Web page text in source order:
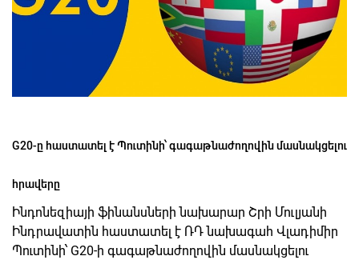
G20-ը հաստատել է Պուտինի՝ գագաթնաժողովին մասնակցելու
հրավերը
Ինդոնեզիայի ֆինանսների նախարար Շրի Մուլյանի
Ինդրավատին հաստատել է ՌԴ նախագահ Վլադիմիր
Պուտինի՝ G20-ի գագաթնաժողովին մասնակցելու